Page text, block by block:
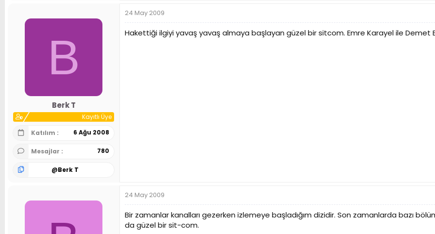
B
Berk T
Kayıtlı Üye
Katılım
6 Ağu 2008
Mesajlar 780
@Berk T
24 May 2009
Hakettiği ilgiyi yavaş yavaş almaya başlayan güzel bir sitcom. Emre Karayel ile Demet
24 May 2009
Bir zamanlar kanalları gezerken izlemeye başladığım dizidir. Son zamanlarda bazı
da güzel bir sit-com.